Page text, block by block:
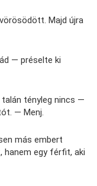
Majd újra
— préselte ki
tényleg nincs —
— Menj.
más embert
hanem egy férfit, aki